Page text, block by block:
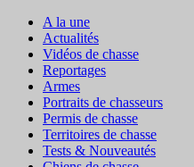
A la une
Actualités
Vidéos de chasse
Reportages
Armes
Portraits de chasseurs
Permis de chasse
Territoires de chasse
Tests & Nouveautés